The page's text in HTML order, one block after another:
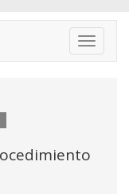
Toggle